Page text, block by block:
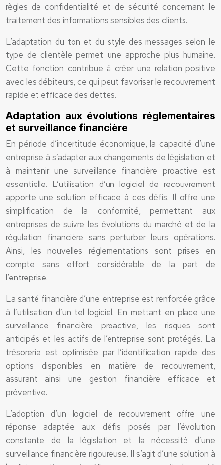
règles de confidentialité et de sécurité concernant le
traitement des informations sensibles des clients.
L’adaptation du ton et du style des messages selon le
type de clientèle permet une approche plus humaine.
Cette fonction contribue à créer une relation positive
avec les débiteurs, ce qui peut favoriser le recouvrement
rapide et efficace des dettes.
Adaptation aux évolutions réglementaires
et surveillance financière
En période d’incertitude économique, la capacité d’une
entreprise à s’adapter aux changements de législation et
à maintenir une surveillance financière proactive est
essentielle. L’utilisation d’un logiciel de recouvrement
apporte une solution efficace à ces défis. Il offre une
simplification de la conformité, permettant aux
entreprises de suivre les évolutions du marché et de la
régulation financière sans perturber leurs opérations.
Ainsi, les nouvelles réglementations sont prises en
compte sans effort considérable de la part de
l’entreprise.
La santé financière d’une entreprise est renforcée grâce
à l’utilisation d’un tel logiciel. En mettant en place une
surveillance financière proactive, les risques sont
anticipés et les actifs de l’entreprise sont protégés. La
trésorerie est optimisée par l’identification rapide des
options disponibles en matière de recouvrement,
assurant ainsi une gestion financière efficace et
préventive.
L’adoption d’un logiciel de recouvrement offre une
réponse adaptée aux défis posés par l’évolution
constante de la législation et la nécessité d’une
surveillance financière rigoureuse. Il s’agit d’une solution à